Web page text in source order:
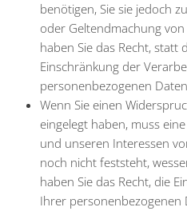
benötigen, Sie sie jedoch
oder Geltendmachung
haben Sie das Recht, statt
Einschränkung der
personenbezogenen
Wenn Sie einen
eingelegt haben, muss
und unseren Interessen
noch nicht feststeht,
haben Sie das Recht, die
Ihrer personenbezogenen